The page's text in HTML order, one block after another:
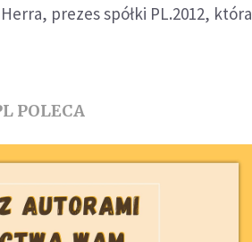
prezes spółki PL.2012, która
POLECA